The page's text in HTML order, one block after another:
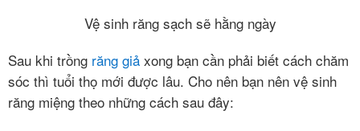
Vệ sinh răng sạch sẽ hằng ngày
Sau khi trồng răng giả xong bạn cần phải biết cách chăm
sóc thì tuổi thọ mới được lâu. Cho nên bạn nên vệ sinh
răng miệng theo những cách sau đây: